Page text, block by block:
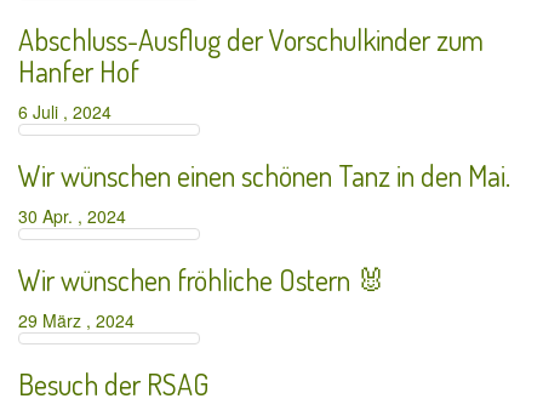
Abschluss-Ausflug der Vorschulkinder zum
Hanfer Hof
6 Juli , 2024
Wir wünschen einen schönen Tanz in den Mai.
30 Apr. , 2024
Wir wünschen fröhliche Ostern 🐰
29 März , 2024
Besuch der RSAG